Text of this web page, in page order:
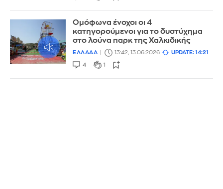
Ομόφωνα ένοχοι οι 4
κατηγορούμενοι για το δυστύχημα
στο λούνα παρκ της Χαλκιδικής
ΕΛΛΑΔΑ 13:42, 13.06.2026 UPDATE: 14:21
4 1